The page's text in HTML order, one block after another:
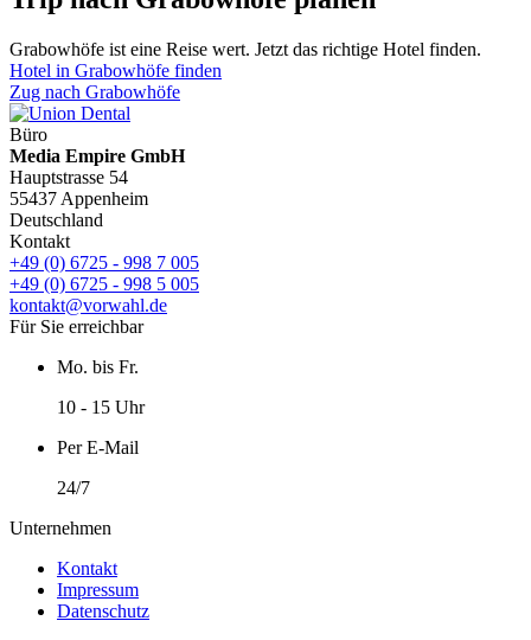
Grabowhöfe ist eine Reise wert. Jetzt das richtige Hotel finden.
Hotel in Grabowhöfe finden
Zug nach Grabowhöfe
Büro
Media Empire GmbH
Hauptstrasse 54
55437 Appenheim
Deutschland
Kontakt
+49 (0) 6725 - 998 7 005
+49 (0) 6725 - 998 5 005
kontakt@vorwahl.de
Für Sie erreichbar
Mo. bis Fr.
10 - 15 Uhr
Per E-Mail
24/7
Unternehmen
Kontakt
Impressum
Datenschutz